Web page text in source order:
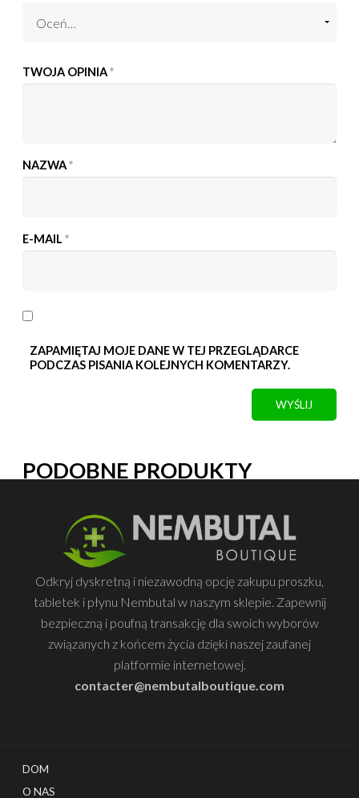
TWOJA OPINIA*
NAZWA*
E-MAIL*
ZAPAMIĘTAJ MOJE DANE W TEJ PRZEGLĄDARCE
PODCZAS PISANIA KOLEJNYCH KOMENTARZY.
PODOBNE PRODUKTY
Odkryj dyskretną i niezawodną opcję zakupu proszku,
tabletek i płynu Nembutal w naszym sklepie. Zapewnij
bezpieczną i poufną transakcję dla swoich wyborów
związanych z końcem życia dzięki naszej zaufanej
platformie internetowej.
contacter@nembutalboutique.com
DOM
O NAS